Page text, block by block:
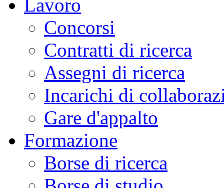
Lavoro
Concorsi
Contratti di ricerca
Assegni di ricerca
Incarichi di
Gare d'appalto
Formazione
Borse di ricerca